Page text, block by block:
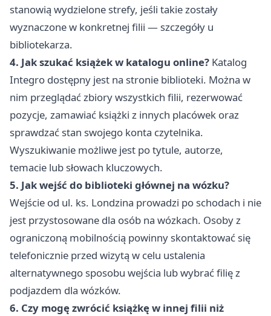
stanowią wydzielone strefy, jeśli takie zostały
wyznaczone w konkretnej filii — szczegóły u
bibliotekarza.
4. Jak szukać książek w katalogu online? Katalog
Integro dostępny jest na stronie biblioteki. Można w
nim przeglądać zbiory wszystkich filii, rezerwować
pozycje, zamawiać książki z innych placówek oraz
sprawdzać stan swojego konta czytelnika.
Wyszukiwanie możliwe jest po tytule, autorze,
temacie lub słowach kluczowych.
5. Jak wejść do biblioteki głównej na wózku?
Wejście od ul. ks. Londzina prowadzi po schodach i nie
jest przystosowane dla osób na wózkach. Osoby z
ograniczoną mobilnością powinny skontaktować się
telefonicznie przed wizytą w celu ustalenia
alternatywnego sposobu wejścia lub wybrać filię z
podjazdem dla wózków.
6. Czy mogę zwrócić książkę w innej filii niż